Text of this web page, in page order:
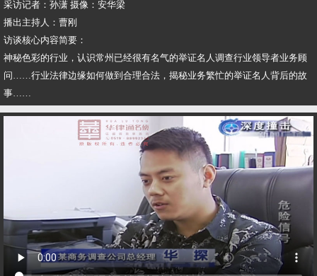
采访记者：孙潇 摄像：安华梁
播出主持人：曹刚
访谈核心内容简要：
神秘色彩的行业，认识常州已经很有名气的举证名人调查行业领导者业务顾
问……行业法律边缘如何做到合理合法，揭秘业务繁忙的举证名人背后的故
事……